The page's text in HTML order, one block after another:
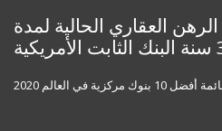
content
العقاري الحالية لمدة
أفضل 10 بنوك مركزية في العالم 2020